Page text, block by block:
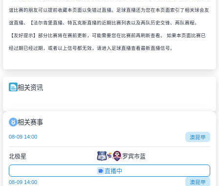
谊比赛的朋友可以提前收藏本页面以免错过直播。足球直播还为您在本页面索引了相关球会友
谊直播、【法尔肯堡直播、特瓦克斯直播的近期比赛列表以及两队历史交锋、两队赛程。
【友好提示】部分比赛将在赛前更新，可能需要您在比赛前再刷新查看。 如果本页面比赛已
经过期已经过期，或者以上信号都无效，请进入足球直播查看最新直播信号。
相关资讯
相关赛事
08-09 14:00 澳昆甲
北极星 罗宾市蓝
直播中
08-09 14:00 澳昆甲